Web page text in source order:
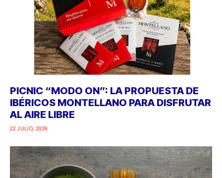
PICNIC “MODO ON”: LA PROPUESTA DE
IBÉRICOS MONTELLANO PARA DISFRUTAR
AL AIRE LIBRE
22 JULIO, 2026